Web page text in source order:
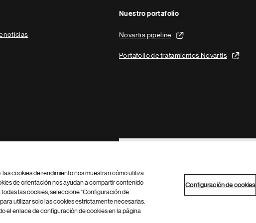
noticias
Nuestro portafolio
Novartis pipeline
Portafolio de tratamientos Novartis
Footer Site Search
Configuración de cookies Mapa del sitio
cookies de rendimiento nos muestran cómo utiliza
de orientación nos ayudan a compartir contenido
las cookies, seleccione "Configuración de
utilizar solo las cookies estrictamente necesarias.
el enlace de configuración de cookies en la página
Configuración de cookies